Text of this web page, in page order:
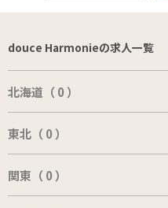
douce Harmonieの求人一覧
北海道（ 0 ）
東北（ 0 ）
関東（ 0 ）